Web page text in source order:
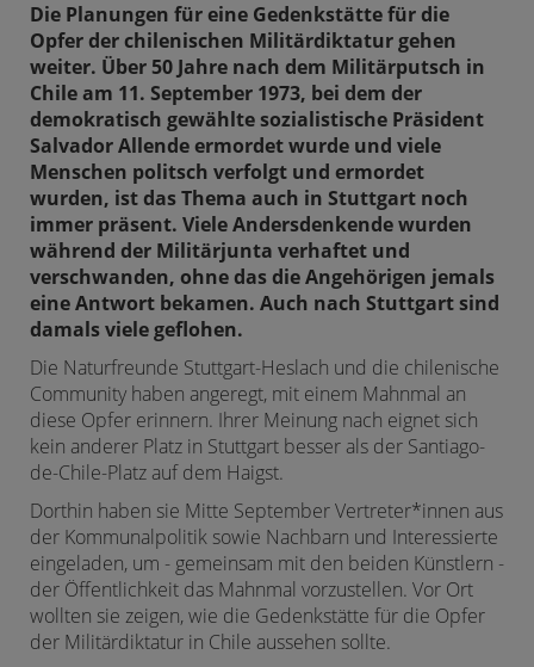
Die Planungen für eine Gedenkstätte für die
Opfer der chilenischen Militärdiktatur gehen
weiter. Über 50 Jahre nach dem Militärputsch in
Chile am 11. September 1973, bei dem der
demokratisch gewählte sozialistische Präsident
Salvador Allende ermordet wurde und viele
Menschen politsch verfolgt und ermordet
wurden, ist das Thema auch in Stuttgart noch
immer präsent. Viele Andersdenkende wurden
während der Militärjunta verhaftet und
verschwanden, ohne das die Angehörigen jemals
eine Antwort bekamen. Auch nach Stuttgart sind
damals viele geflohen.
Die Naturfreunde Stuttgart-Heslach und die chilenische
Community haben angeregt, mit einem Mahnmal an
diese Opfer erinnern. Ihrer Meinung nach eignet sich
kein anderer Platz in Stuttgart besser als der Santiago-
de-Chile-Platz auf dem Haigst.
Dorthin haben sie Mitte September Vertreter*innen aus
der Kommunalpolitik sowie Nachbarn und Interessierte
eingeladen, um - gemeinsam mit den beiden Künstlern -
der Öffentlichkeit das Mahnmal vorzustellen. Vor Ort
wollten sie zeigen, wie die Gedenkstätte für die Opfer
der Militärdiktatur in Chile aussehen sollte.